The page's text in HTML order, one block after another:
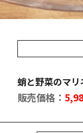
を見る
蛸と野菜のマリ
販売価格：